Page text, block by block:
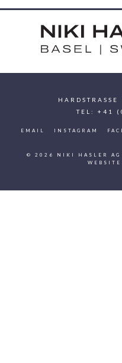
TEL: +41
EMAIL INSTAGRAM
© 2026 NIKI HASLER AG